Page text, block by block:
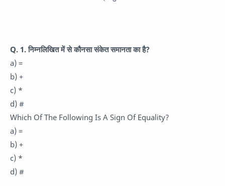
Q. 1. निम्नलिखित में से कौनसा संकेत समानता का है?
a) =
b) +
c) *
d) #
Which Of The Following Is A Sign Of Equality?
a) =
b) +
c) *
d) #